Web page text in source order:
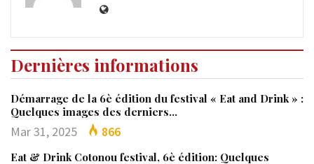
Dernières informations
Démarrage de la 6è édition du festival « Eat and Drink » :
Quelques images des derniers…
Mar 31, 2025 866
Eat & Drink Cotonou festival, 6è édition: Quelques